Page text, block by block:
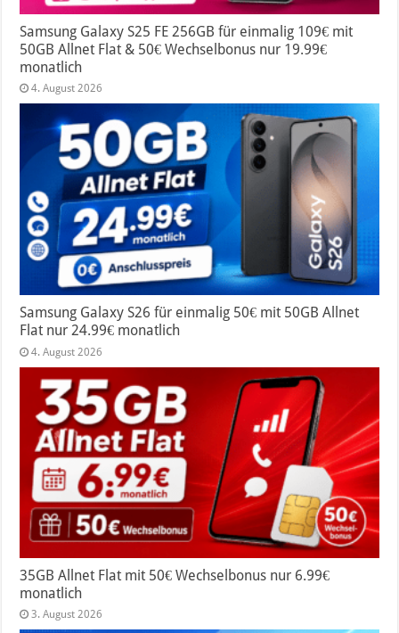
Samsung Galaxy S25 FE 256GB für einmalig 109€ mit
50GB Allnet Flat & 50€ Wechselbonus nur 19.99€
monatlich
4. August 2026
Samsung Galaxy S26 für einmalig 50€ mit 50GB Allnet
Flat nur 24.99€ monatlich
4. August 2026
35GB Allnet Flat mit 50€ Wechselbonus nur 6.99€
monatlich
3. August 2026